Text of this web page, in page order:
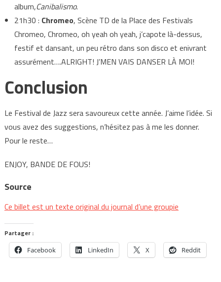
album,Canibalismo.
21h30 : Chromeo, Scène TD de la Place des Festivals
Chromeo, Chromeo, oh yeah oh yeah, j’capote là-dessus,
festif et dansant, un peu rétro dans son disco et enivrant
assurément….ALRIGHT! J’MEN VAIS DANSER LÀ MOI!
Conclusion
Le Festival de Jazz sera savoureux cette année. J’aime l’idée. Si
vous avez des suggestions, n’hésitez pas à me les donner.
Pour le reste…
ENJOY, BANDE DE FOUS!
Source
Ce billet est un texte original du journal d’une groupie
Partager :
Facebook LinkedIn X Reddit